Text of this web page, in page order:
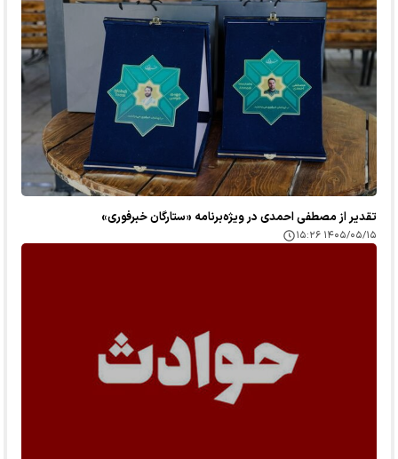
تقدیر از مصطفی احمدی در ویژه‌برنامه «ستارگان خبرفوری»
۱۴۰۵/۰۵/۱۵ ۱۵:۲۶